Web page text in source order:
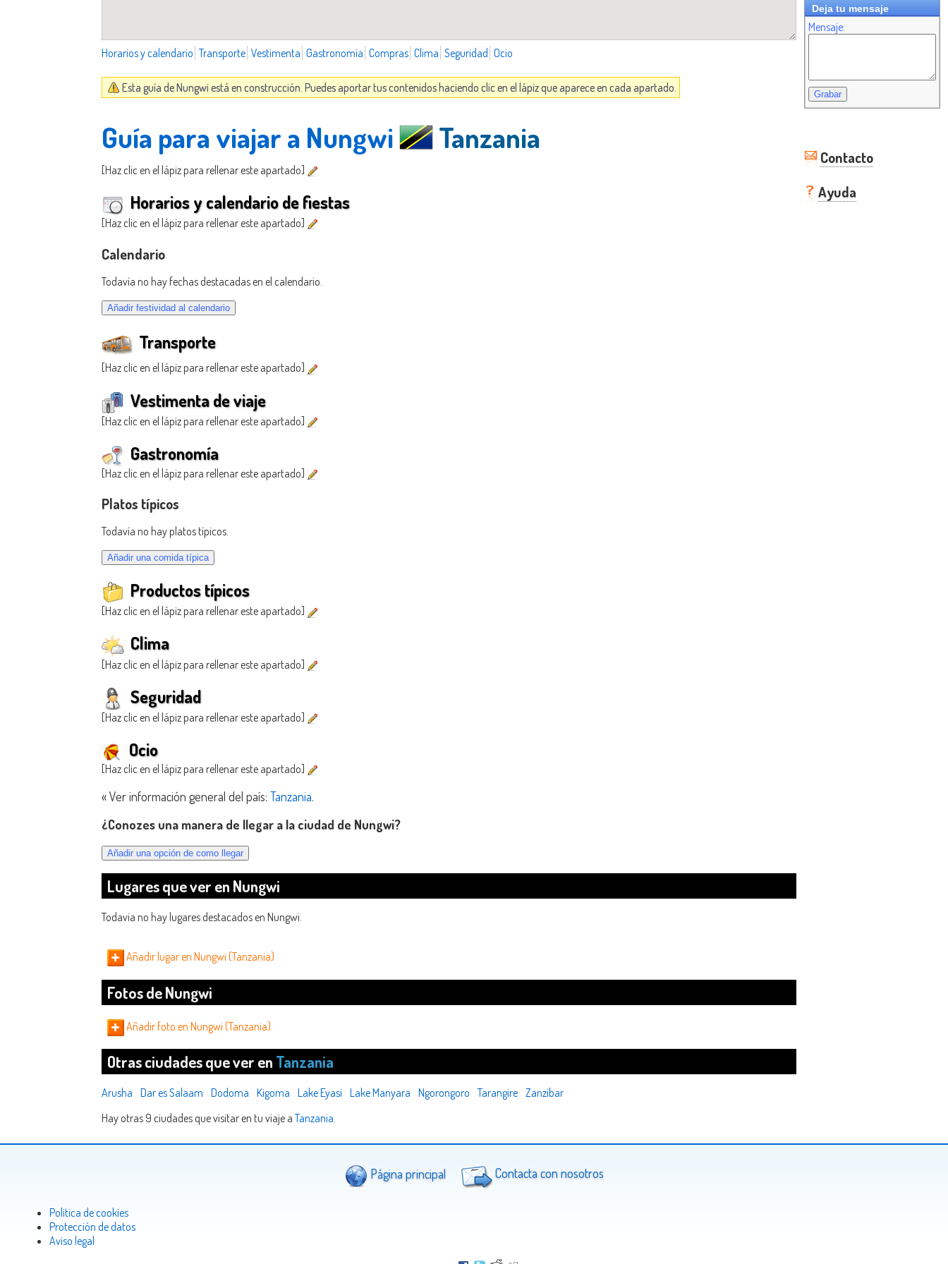
Horarios y calendario Transporte Vestimenta Gastronomía Compras Clima Seguridad Ocio
Esta guía de Nungwi está en construcción. Puedes aportar tus contenidos haciendo clic en el lápiz que aparece en cada apartado.
Guía para viajar a Nungwi Tanzania
[Haz clic en el lápiz para rellenar este apartado]
Horarios y calendario de fiestas
[Haz clic en el lápiz para rellenar este apartado]
Calendario
Todavía no hay fechas destacadas en el calendario.
Transporte
[Haz clic en el lápiz para rellenar este apartado]
Vestimenta de viaje
[Haz clic en el lápiz para rellenar este apartado]
Gastronomía
[Haz clic en el lápiz para rellenar este apartado]
Platos típicos
Todavía no hay platos típicos.
Productos típicos
[Haz clic en el lápiz para rellenar este apartado]
Clima
[Haz clic en el lápiz para rellenar este apartado]
Seguridad
[Haz clic en el lápiz para rellenar este apartado]
Ocio
[Haz clic en el lápiz para rellenar este apartado]
« Ver información general del país: Tanzania.
¿Conozes una manera de llegar a la ciudad de Nungwi?
Lugares que ver en Nungwi
Todavia no hay lugares destacados en Nungwi.
Añadir lugar en Nungwi (Tanzania)
Fotos de Nungwi
Añadir foto en Nungwi (Tanzania)
Otras ciudades que ver en Tanzania
Arusha Dar es Salaam Dodoma Kigoma Lake Eyasi Lake Manyara Ngorongoro Tarangire Zanzíbar
Hay otras 9 ciudades que visitar en tu viaje aTanzania.
Deja tu mensaje
Mensaje:
Contacto
Ayuda
Página principal Contacta con nosotros
Politica de cookies
Protección de datos
Aviso legal